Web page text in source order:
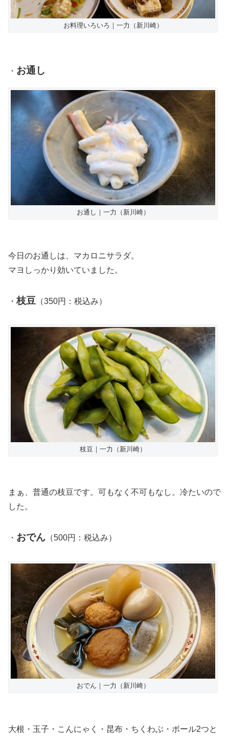
お料理いろいろ｜一力（新川崎）
・ お通し
お通し｜一力（新川崎）
今日のお通しは、マカロニサラダ。
マヨしっかり効いていました。
・枝豆 （350円：税込み）
枝豆｜一力（新川崎）
まぁ、普通の枝豆です。可もなく不可もなし。冷たいので
した。
・ おでん （500円：税込み）
おでん｜一力（新川崎）
大根・玉子・こんにゃく・昆布・ちくわぶ・ボール2つと